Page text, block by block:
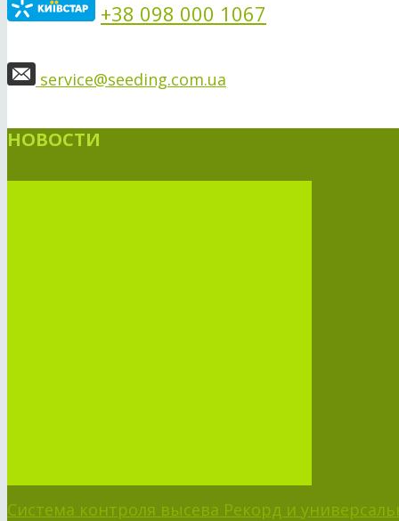
+38 098 000 1067
service@seeding.com.ua
НОВОСТИ
Система контроля высева Рекорд и